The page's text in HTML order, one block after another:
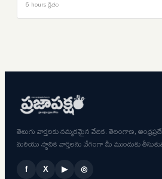
6 hours క్రితం
తెలుగు వార్తలకు నమ్మకమైన వేదిక. తెలంగాణ,
మరియు స్థానిక వార్తలను వేగంగా మీ ముందుకు
f X ▶ ◎